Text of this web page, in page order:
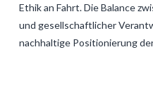
Ethik an Fahrt. Die Balance
und gesellschaftlicher
nachhaltige Positionierung